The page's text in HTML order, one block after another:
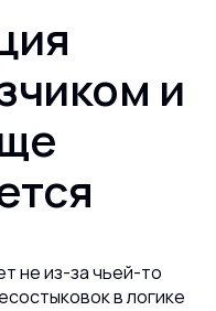
и
не из-за чьей-то
в логике